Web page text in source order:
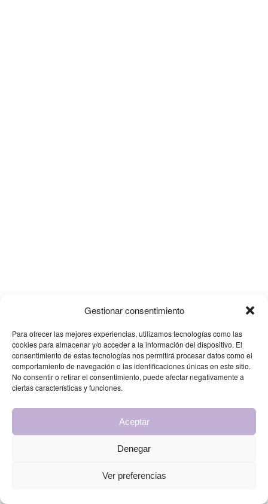
Gestionar consentimiento
Para ofrecer las mejores experiencias, utilizamos tecnologías como las
cookies para almacenar y/o acceder a la información del dispositivo. El
consentimiento de estas tecnologías nos permitirá procesar datos como el
comportamiento de navegación o las identificaciones únicas en este sitio.
No consentir o retirar el consentimiento, puede afectar negativamente a
ciertas características y funciones.
Aceptar
Denegar
Ver preferencias